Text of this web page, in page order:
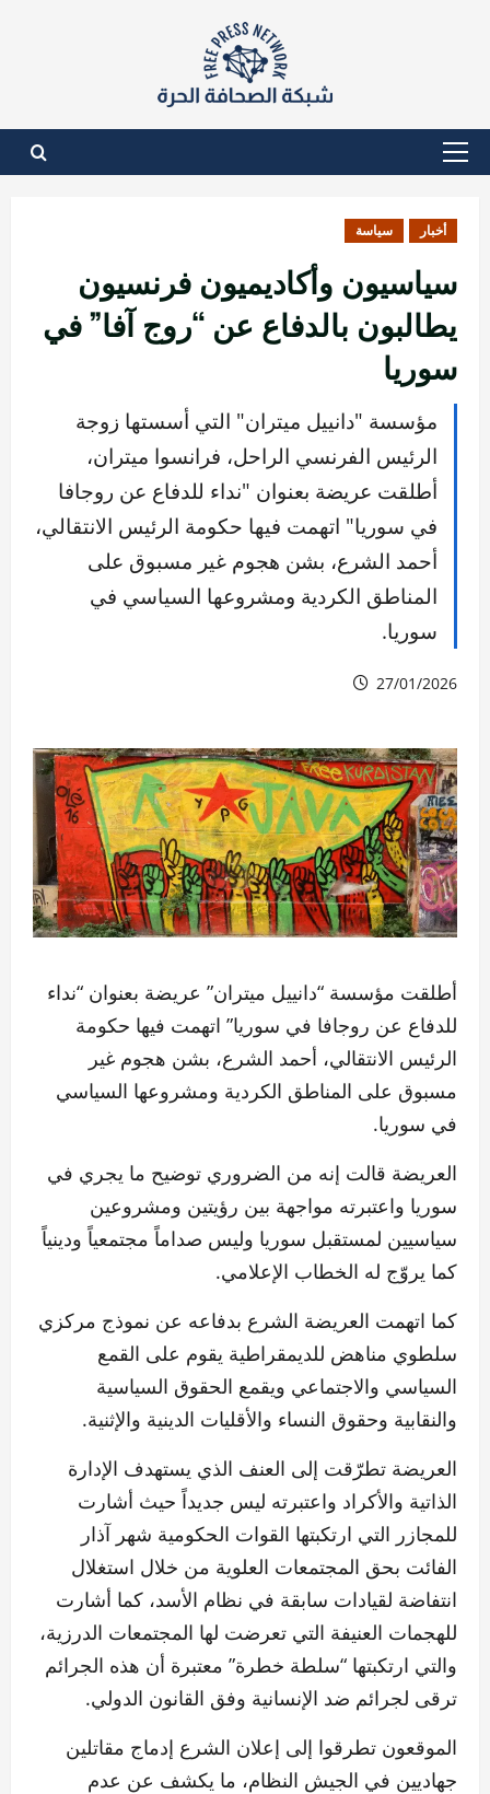
القائمة
أخبار سياسة
سياسيون وأكاديميون فرنسيون
يطالبون بالدفاع عن “روج آفا” في
سوريا
مؤسسة "دانييل ميتران" التي أسستها زوجة
الرئيس الفرنسي الراحل، فرانسوا ميتران،
أطلقت عريضة بعنوان "نداء للدفاع عن روجافا
في سوريا" اتهمت فيها حكومة الرئيس الانتقالي،
أحمد الشرع، بشن هجوم غير مسبوق على
المناطق الكردية ومشروعها السياسي في
سوريا.
27/01/2026
أطلقت مؤسسة “دانييل ميتران” عريضة بعنوان “نداء
للدفاع عن روجافا في سوريا” اتهمت فيها حكومة
الرئيس الانتقالي، أحمد الشرع، بشن هجوم غير
مسبوق على المناطق الكردية ومشروعها السياسي
في سوريا.
العريضة قالت إنه من الضروري توضيح ما يجري في
سوريا واعتبرته مواجهة بين رؤيتين ومشروعين
سياسيين لمستقبل سوريا وليس صداماً مجتمعياً ودينياً
كما يروّج له الخطاب الإعلامي.
كما اتهمت العريضة الشرع بدفاعه عن نموذج مركزي
سلطوي مناهض للديمقراطية يقوم على القمع
السياسي والاجتماعي ويقمع الحقوق السياسية
والنقابية وحقوق النساء والأقليات الدينية والإثنية.
العريضة تطرّقت إلى العنف الذي يستهدف الإدارة
الذاتية والأكراد واعتبرته ليس جديداً حيث أشارت
للمجازر التي ارتكبتها القوات الحكومية شهر آذار
الفائت بحق المجتمعات العلوية من خلال استغلال
انتفاضة لقيادات سابقة في نظام الأسد، كما أشارت
للهجمات العنيفة التي تعرضت لها المجتمعات الدرزية،
والتي ارتكبتها “سلطة خطرة” معتبرة أن هذه الجرائم
ترقى لجرائم ضد الإنسانية وفق القانون الدولي.
الموقعون تطرقوا إلى إعلان الشرع إدماج مقاتلين
جهاديين في الجيش النظام، ما يكشف عن عدم